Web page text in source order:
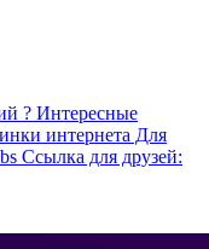
? Интересные
интернета Для
Ссылка для друзей: